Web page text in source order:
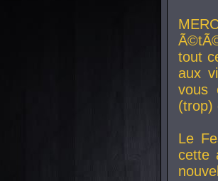
tout
aux
vous
(trop)
Le
cette